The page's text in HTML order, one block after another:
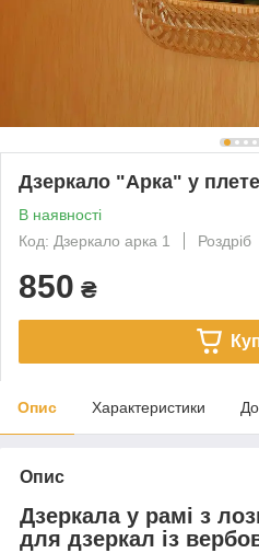
Дзеркало "Арка" у
В наявності
Код: Дзеркало арка 1
Роздріб
850 ₴
Опис Характеристики
Опис
Дзеркала у рамі з
для дзеркал із